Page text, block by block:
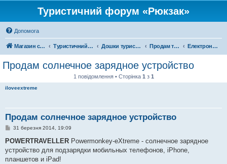
Туристичний форум «Рюкзак»
Допомога
Магазин спорядження Туристичний форум «Рюкзак» Дошки туристичних оголошень Продам туристичне спорядження Електроніка
Продам солнечное зарядное устройство
1 повідомлення • Сторінка 1 з 1
iloveextreme
Продам солнечное зарядное устройство
П
в
д
о
31 березня 2014, 19:09
POWERTRAVELLER Powermonkey-eXtreme - солнечное зарядное
устройство для подзарядки мобильных телефонов, iPhone,
планшетов и iPad!